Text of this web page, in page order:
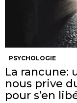
PSYCHOLOGIE
La rancune:
nous prive
pour s’en